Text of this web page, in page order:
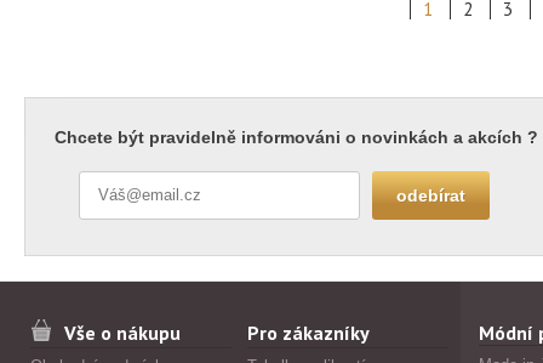
1 2 3
Chcete být pravidelně informováni o novinkách a akcích ?
Vše o nákupu Pro zákazníky Módní